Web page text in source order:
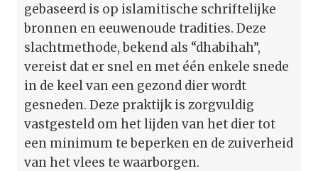
gebaseerd is op islamitische schriftelijke
bronnen en eeuwenoude tradities. Deze
slachtmethode, bekend als “dhabihah”,
vereist dat er snel en met één enkele snede
in de keel van een gezond dier wordt
gesneden. Deze praktijk is zorgvuldig
vastgesteld om het lijden van het dier tot
een minimum te beperken en de zuiverheid
van het vlees te waarborgen.